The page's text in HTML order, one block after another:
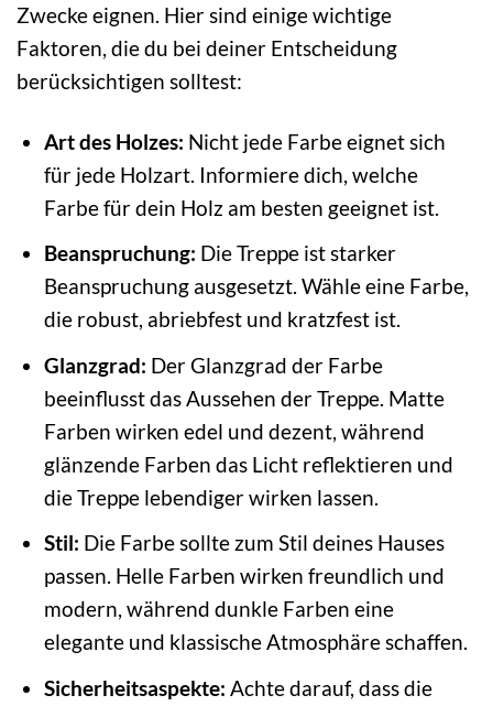
Zwecke eignen. Hier sind einige wichtige
Faktoren, die du bei deiner Entscheidung
berücksichtigen solltest:
Art des Holzes: Nicht jede Farbe eignet sich
für jede Holzart. Informiere dich, welche
Farbe für dein Holz am besten geeignet ist.
Beanspruchung: Die Treppe ist starker
Beanspruchung ausgesetzt. Wähle eine Farbe,
die robust, abriebfest und kratzfest ist.
Glanzgrad: Der Glanzgrad der Farbe
beeinflusst das Aussehen der Treppe. Matte
Farben wirken edel und dezent, während
glänzende Farben das Licht reflektieren und
die Treppe lebendiger wirken lassen.
Stil: Die Farbe sollte zum Stil deines Hauses
passen. Helle Farben wirken freundlich und
modern, während dunkle Farben eine
elegante und klassische Atmosphäre schaffen.
Sicherheitsaspekte: Achte darauf, dass die